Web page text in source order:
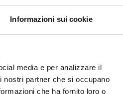
Informazioni sui cookie
media e per analizzare il
nostri partner che si occupano
che ha fornito loro o
Stati membri.
Titolare del trattamento dei dati
d’impatto (DPIA), coopera e